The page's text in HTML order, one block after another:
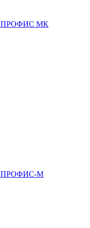
ПРОФИС МК
ПРОФИС-М